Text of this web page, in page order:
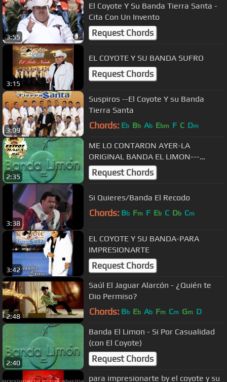
3:55
El Coyote Y Su Banda Tierra Santa -
Cita Con Un Invento
Request Chords
3:15
EL COYOTE Y SU BANDA SUFRO
Request Chords
3:09
Suspiros --El Coyote Y su Banda
Tierra Santa
Chords: Eb Bb Ab Ebm F C Dm
2:35
ME LO CONTARON AYER-LA
ORIGINAL BANDA EL LIMON---
EXITOS NAGA 25.flv
Request Chords
3:38
Si Quieres/Banda El Recodo
Chords: Bb Fm F Eb C Db Cm
3:42
EL COYOTE Y SU BANDA-PARA
IMPRESIONARTE
Request Chords
2:48
Saúl El Jaguar Alarcón - ¿Quién te
Dio Permiso?
Chords: Bb Eb Ab Fm Cm Gm D
2:40
Banda El Limon - Si Por Casualidad
(con El Coyote)
Request Chords
para impresionarte by el coyote y su